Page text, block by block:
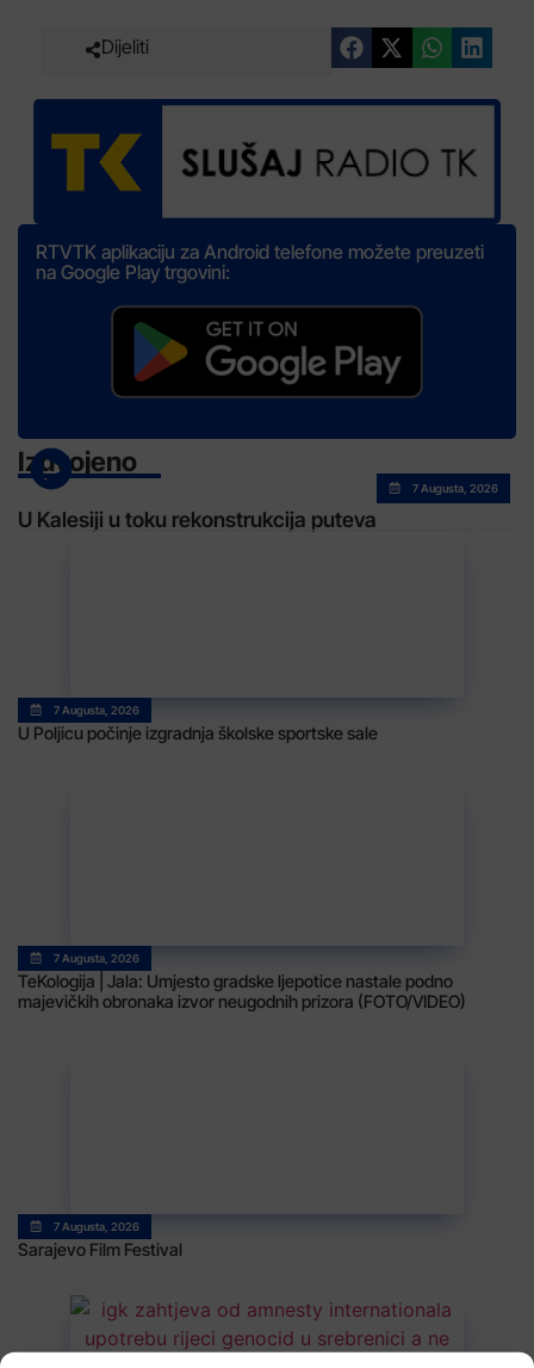
Dijeliti
RTVTK aplikaciju za Android telefone možete preuzeti
na Google Play trgovini:
Izdvojeno
7 Augusta, 2026
U Kalesiji u toku rekonstrukcija puteva
7 Augusta, 2026
U Poljicu počinje izgradnja školske sportske sale
7 Augusta, 2026
TeKologija | Jala: Umjesto gradske ljepotice nastale podno
majevičkih obronaka izvor neugodnih prizora (FOTO/VIDEO)
7 Augusta, 2026
Sarajevo Film Festival